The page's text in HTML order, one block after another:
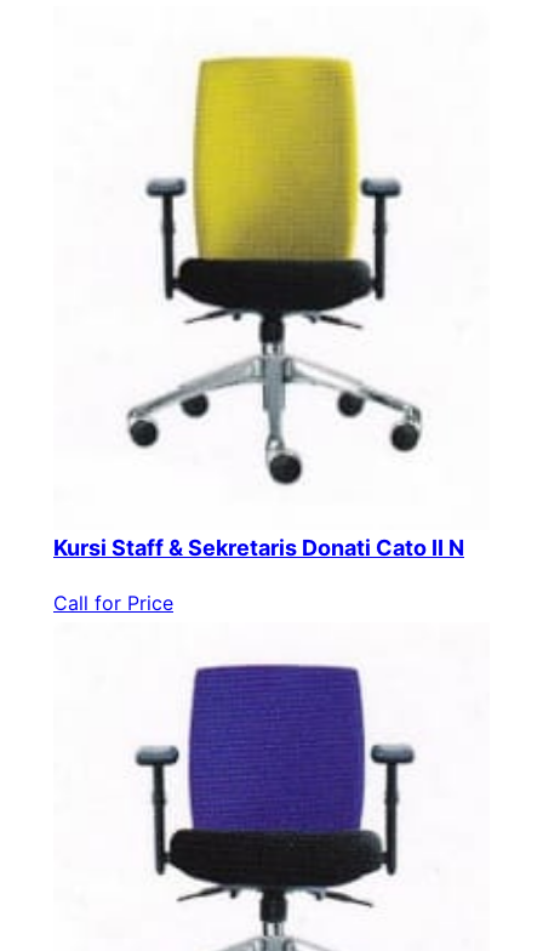
Kursi Staff & Sekretaris Donati Cato II N
Call for Price